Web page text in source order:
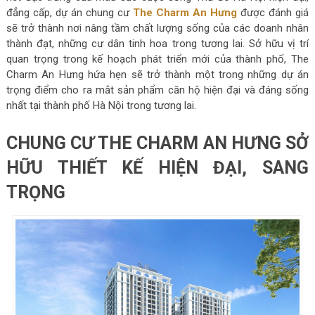
đẳng cấp, dự án chung cư The Charm An Hưng được đánh giá
sẽ trở thành nơi nâng tầm chất lượng sống của các doanh nhân
thành đạt, những cư dân tinh hoa trong tương lai. Sở hữu vị trí
quan trọng trong kế hoạch phát triển mới của thành phố, The
Charm An Hưng hứa hẹn sẽ trở thành một trong những dự án
trọng điểm cho ra mắt sản phẩm căn hộ hiện đại và đáng sống
nhất tại thành phố Hà Nội trong tương lai.
CHUNG CƯ THE CHARM AN HƯNG SỞ
HỮU THIẾT KẾ HIỆN ĐẠI, SANG
TRỌNG